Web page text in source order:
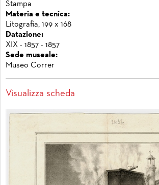
Stampa
Materia e tecnica:
Litografia, 199 x 168
Datazione:
XIX - 1857 - 1857
Sede museale:
Museo Correr
Visualizza scheda